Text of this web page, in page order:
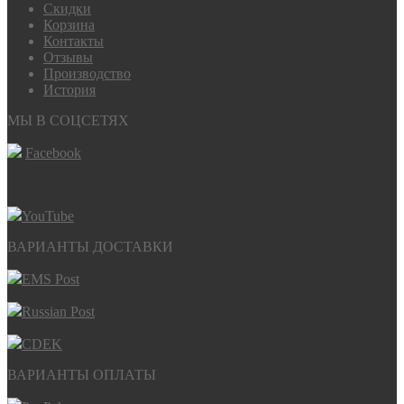
Скидки
Корзина
Контакты
Отзывы
Производство
История
МЫ В СОЦСЕТЯХ
Facebook
YouTube
ВАРИАНТЫ ДОСТАВКИ
EMS Post
Russian Post
CDEK
ВАРИАНТЫ ОПЛАТЫ